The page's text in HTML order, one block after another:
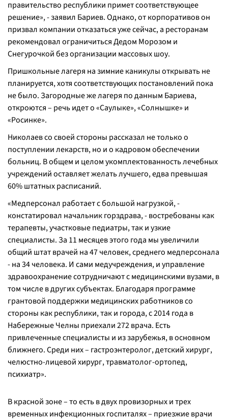
правительство республики примет соответствующее
решение», - заявил Бариев. Однако, от корпоративов он
призвал компании отказаться уже сейчас, а ресторанам
рекомендовал ограничиться Дедом Морозом и
Снегурочкой без организации массовых шоу.
Пришкольные лагеря на зимние каникулы открывать не
планируется, хотя соответствующих постановлений пока
не было. Загородные же лагеря по данным Бариева,
откроются – речь идет о «Саулыке», «Солнышке» и
«Росинке».
Николаев со своей стороны рассказал не только о
поступлении лекарств, но и о кадровом обеспечении
больниц. В общем и целом укомплектованность лечебных
учреждений оставляет желать лучшего, едва превышая
60% штатных расписаний.
«Медперсонал работает с большой нагрузкой, -
констатировал начальник горздрава,- востребованы как
терапевты, участковые педиатры, так и узкие
специалисты. За 11 месяцев этого года мы увеличили
общий штат врачей на 47 человек, среднего медперсонала
- на 34 человека. И сами медучреждения, и управление
здравоохранение сотрудничают с медицинскими вузами, в
том числе в других субъектах. Благодаря программе
грантовой поддержки медицинских работников со
стороны как республики, так и города, с 2014 года в
Набережные Челны приехали 272 врача. Есть
привлеченные специалисты и из зарубежья, в основном
ближнего. Среди них – гастроэнтеролог, детский хирург,
челюстно-лицевой хирург, травматолог-ортопед,
психиатр».
В красной зоне – то есть в двух провизорных и трех
временных инфекционных госпиталях – приезжие врачи